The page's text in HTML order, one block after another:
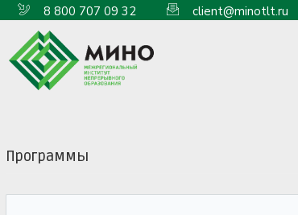
8 800 707 09 32 client@minotlt.ru
Программы